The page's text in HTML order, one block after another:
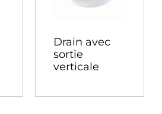
Drain avec
sortie
verticale